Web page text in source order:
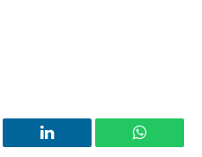
LinkedIn